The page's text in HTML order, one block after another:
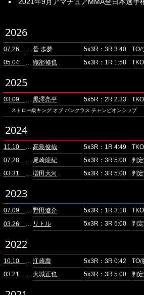
2021年9月アマチュアMMA全日本選手
2026
07.26 ニューピアホール(夜) 菅 歩夢 5x3R：3R 3:40 TO/
05.04 品川 織部修也 5x3R：1R 1:58
2025
03.09 横浜武道館 黒澤亮平 5x5R：2R 2:33
ストロー級キング オブ パンクラス チャンピオンシップ
2024
11.10 ニューピアホール(夜) 髙島俊哉 5x3R：1R 4:49
07.28 大阪・住吉区 尾崎龍紀 5x3R：3R 5:00 判
03.31 立川ステージガーデン 増田大河 5x3R：3R 5:00 判
2023
07.09 ニューピアホール(夜) 野田遼介 5x3R：1R 3:18
03.26 ニューピアホール(夜) リトル 5x3R：3R 5:00 判
2022
10.10 品川 江崎壽 5x3R：3R 0:42 TO/
03.21 ベルサール高田馬場 大城正也 5x3R：3R 5:00 判